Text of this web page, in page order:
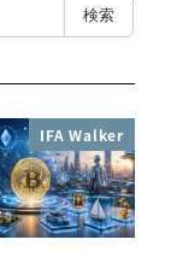
検索
IFA Walker